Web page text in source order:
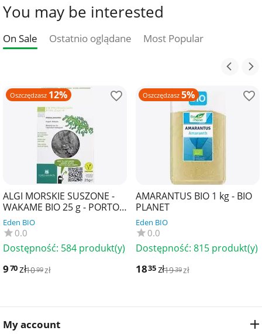
You may be interested
On Sale Ostatnio oglądane Most Popular
Oszczędzasz 12%
ALGI MORSKIE SUSZONE -
WAKAME BIO 25 g - PORTO
MUINOS
Eden BIO
0.0
Dostępność: 584 produkt(y)
970zł1099zł
Oszczędzasz 5%
AMARANTUS BIO 1 kg - BIO
PLANET
Eden BIO
0.0
Dostępność: 815 produkt(y)
1835zł1939zł
My account